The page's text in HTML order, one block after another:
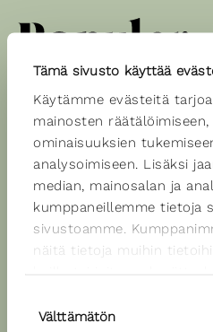
Tämä sivusto käyttää
Käytämme evästeitä
mainosten
ominaisuuksien
analysoimiseen. Lisäksi
median, mainosalan ja
kumppaneillemme tietoja
sivustoamme.
näitä tietoja muihin
valinta
Välttämätön
Spiikkerit
Iikka
Äänen
Kielet: